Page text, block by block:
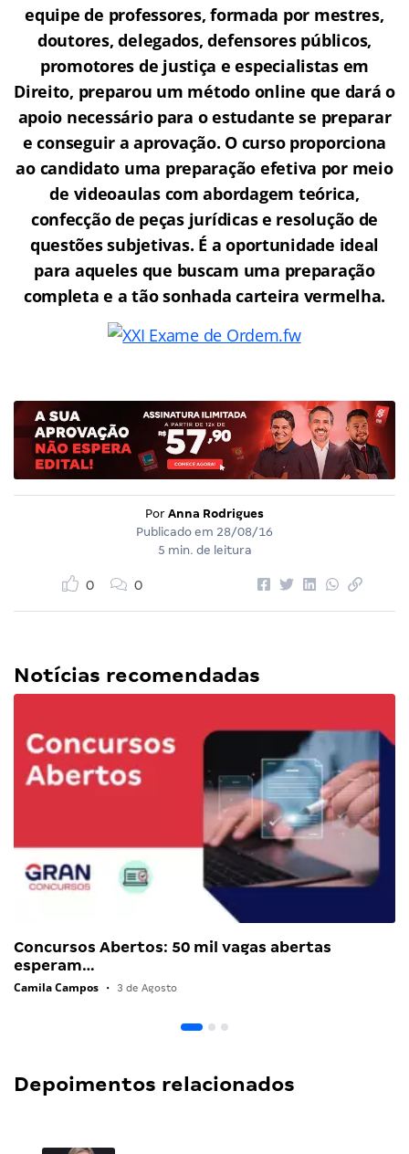
equipe de professores, formada por mestres,
doutores, delegados, defensores públicos,
promotores de justiça e especialistas em
Direito, preparou um método online que dará o
apoio necessário para o estudante se preparar
e conseguir a aprovação. O curso proporciona
ao candidato uma preparação efetiva por meio
de videoaulas com abordagem teórica,
confecção de peças jurídicas e resolução de
questões subjetivas. É a oportunidade ideal
para aqueles que buscam uma preparação
completa e a tão sonhada carteira vermelha.
Por Anna Rodrigues
Publicado em 28/08/16
5 min. de leitura
0 0
Notícias recomendadas
Concursos Abertos: 50 mil vagas abertas
esperam…
Camila Campos • 3 de Agosto
Depoimentos relacionados